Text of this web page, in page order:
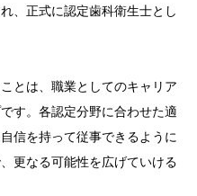
、正式に認定歯科衛生士とし
とは、職業としてのキャリア
す。各認定分野に合わせた適
信を持って従事できるように
更なる可能性を広げていける